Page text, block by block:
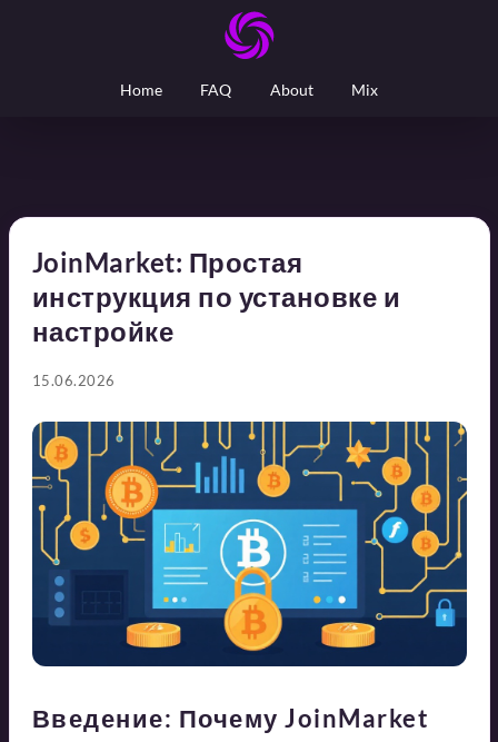
Home FAQ About Mix
JoinMarket: Простая
инструкция по установке и
настройке
15.06.2026
Введение: Почему JoinMarket